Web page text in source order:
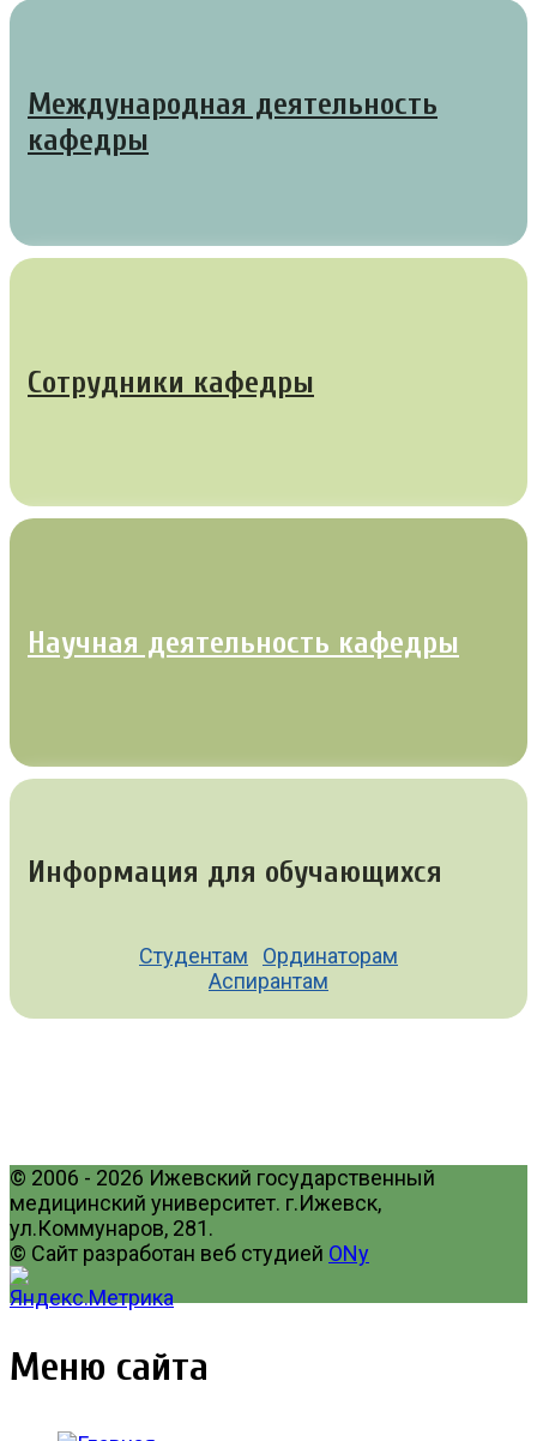
Международная деятельность
кафедры
Сотрудники кафедры
Научная деятельность кафедры
Информация для обучающихся
Студентам
Ординаторам
Аспирантам
© 2006 - 2026 Ижевский государственный
медицинский университет. г.Ижевск,
ул.Коммунаров, 281.
© Сайт разработан веб студией ONy
Меню сайта